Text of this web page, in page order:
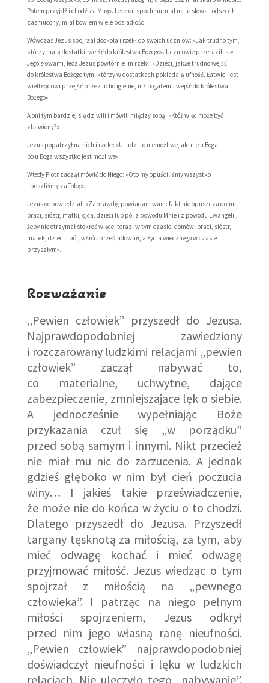
Potem przyjdź i chodź za Mną». Lecz on spochmurniał na te słowa i odszedł
zasmucony, miał bowiem wiele posiadłości.
Wówczas Jezus spojrzał dookoła i rzekł do swoich uczniów: «Jak trudno tym,
którzy mają dostatki, wejść do królestwa Bożego». Uczniowie przerazili się
Jego słowami, lecz Jezus powtórnie im rzekł: «Dzieci, jakże trudno wejść
do królestwa Bożego tym, którzy w dostatkach pokładają ufność. Łatwiej jest
wielbłądowi przejść przez ucho igielne, niż bogatemu wejść do królestwa
Bożego».
A oni tym bardziej się dziwili i mówili między sobą: «Któż więc może być
zbawiony?»
Jezus popatrzył na nich i rzekł: «U ludzi to niemożliwe, ale nie u Boga;
bo u Boga wszystko jest możliwe».
Wtedy Piotr zaczął mówić do Niego: «Oto my opuściliśmy wszystko
i poszliśmy za Tobą».
Jezus odpowiedział: «Zaprawdę, powiadam wam: Nikt nie opuszcza domu,
braci, sióstr, matki, ojca, dzieci lub pól z powodu Mnie i z powodu Ewangelii,
żeby nie otrzymał stokroć więcej teraz, w tym czasie, domów, braci, sióstr,
matek, dzieci i pól, wśród prześladowań, a życia wiecznego w czasie
przyszłym».
Rozważanie
„Pewien człowiek” przyszedł do Jezusa.
Najprawdopodobniej zawiedziony
i rozczarowany ludzkimi relacjami „pewien
człowiek” zaczął nabywać to,
co materialne, uchwytne, dające
zabezpieczenie, zmniejszające lęk o siebie.
A jednocześnie wypełniając Boże
przykazania czuł się „w porządku”
przed sobą samym i innymi. Nikt przecież
nie miał mu nic do zarzucenia. A jednak
gdzieś głęboko w nim był cień poczucia
winy… I jakieś takie przeświadczenie,
że może nie do końca w życiu o to chodzi.
Dlatego przyszedł do Jezusa. Przyszedł
targany tęsknotą za miłością, za tym, aby
mieć odwagę kochać i mieć odwagę
przyjmować miłość. Jezus wiedząc o tym
spojrzał z miłością na „pewnego
człowieka”. I patrząc na niego pełnym
miłości spojrzeniem, Jezus odkrył
przed nim jego własną ranę nieufności.
„Pewien człowiek” najprawdopodobniej
doświadczył nieufności i lęku w ludzkich
relacjach. Nie uleczyło tego „nabywanie”.